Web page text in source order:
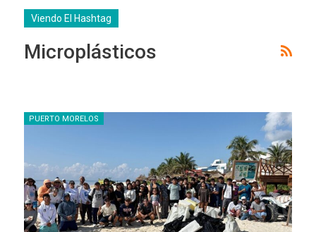
Viendo El Hashtag
Microplásticos
PUERTO MORELOS